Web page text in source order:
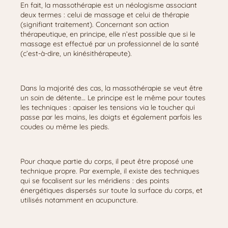
En fait, la massothérapie est un néologisme associant
deux termes : celui de massage et celui de thérapie
(signifiant traitement). Concernant son action
thérapeutique, en principe, elle n’est possible que si le
massage est effectué par un professionnel de la santé
(c’est-à-dire, un kinésithérapeute).
Dans la majorité des cas, la massothérapie se veut être
un soin de détente… Le principe est le même pour toutes
les techniques : apaiser les tensions via le toucher qui
passe par les mains, les doigts et également parfois les
coudes ou même les pieds.
Pour chaque partie du corps, il peut être proposé une
technique propre. Par exemple, il existe des techniques
qui se focalisent sur les méridiens : des points
énergétiques dispersés sur toute la surface du corps, et
utilisés notamment en acupuncture.